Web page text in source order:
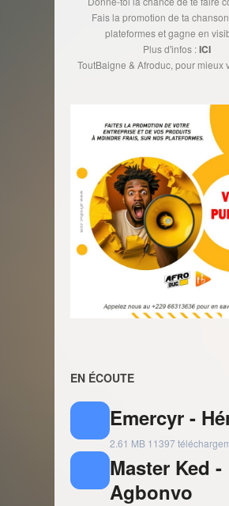
Fais la promotion de ta
plateformes et gagne en
Plus d'infos :ICI
ToutBaigne & Afroduc, pour mieux
EN ÉCOUTE
Emercyr -
2.61 MB 11397
Master Ked -
Agbonvo